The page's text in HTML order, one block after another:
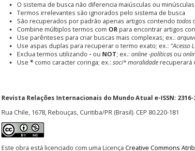
O sistema de busca não diferencia maiúsculas ou minúsculas
Termos irrelevantes são ignorados pelo sistema de busca
São recuperados por padrão apenas artigos contendo todos
Combine múltiplos termos com ORpara encontrar artigos
Use parênteses para criar buscas mais complexas; ex.:
Use aspas duplas para recuperar o termo exato; ex.: "Acesso
Exclua termos utilizando - ou NOT; ex.: online -políticasou
Use *como caracter coringa; ex.: soci* moralidaderecuperará
Revista Relações Internacionais do Mundo Atual e-ISSN: 2316-
Rua Chile, 1678, Rebouças, Curitiba/PR (Brasil). CEP 80.220-181
Este obra está licenciado com uma Licença Creative Commons